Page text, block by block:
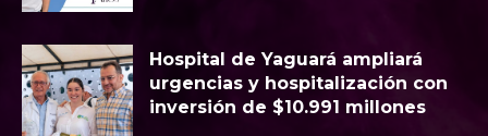
Hospital de Yaguará ampliará
urgencias y hospitalización con
inversión de $10.991 millones